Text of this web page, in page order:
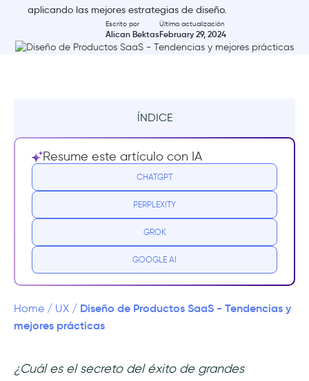
aplicando las mejores estrategias de diseño.
Escrito por
Alican Bektas
Última actualización
February 29, 2024
ÍNDICE
Visión general del SaaS
Normas comunes de diseño de productos
SaaS
Mejores prácticas de diseño SaaS
Navegación
Diseño sencillo de la interfaz de usuario de
Resume este artículo con IA
CHATGPT
PERPLEXITY
GROK
GOOGLE AI
Home / UX / Diseño de Productos SaaS - Tendencias y
mejores prácticas
¿Cuál es el secreto del éxito de grandes